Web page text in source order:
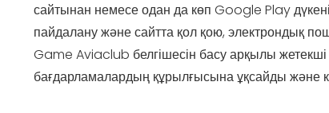
сайтынан немесе одан да көп Google Play
пайдалану және сайтта қол қою, электрондық
Game Aviaclub белгішесін басу арқылы
бағдарламалардың құрылғысына ұқсайды және